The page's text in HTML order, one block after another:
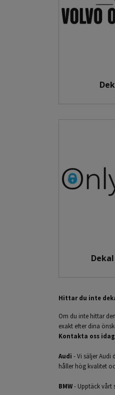
Hittar du inte
Om du inte hittar
exakt efter dina
Kontakta oss idag
Audi - Vi säljer Audi
håller hög kvalitet
BMW- Upptäck vårt